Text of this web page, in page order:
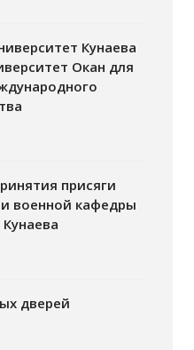
Кунаева
Окан для
присяги
военной кафедры
дверей